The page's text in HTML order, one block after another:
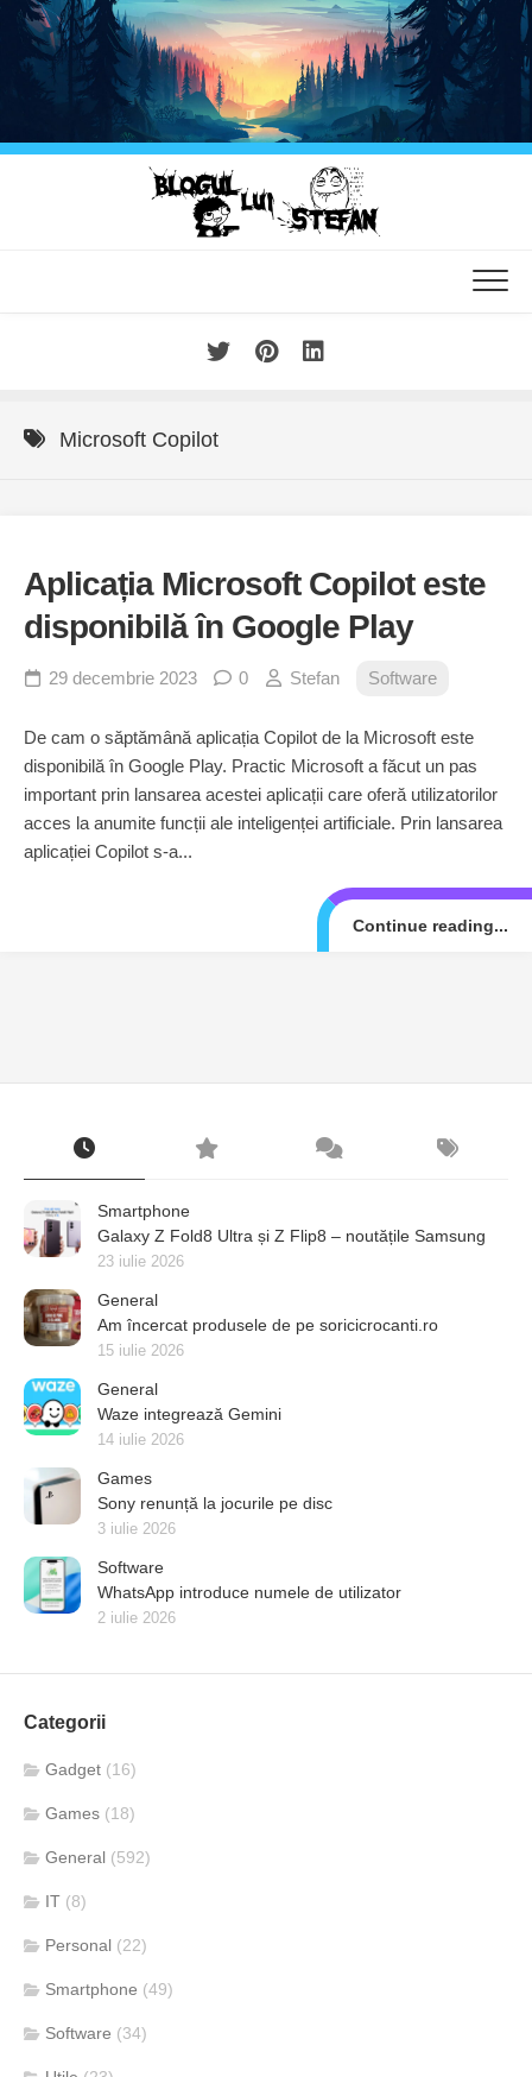
Skip
content
Microsoft Copilot
Aplicația Microsoft Copilot este
disponibilă în Google Play
29 decembrie 2023 0 Stefan Software
De cam o săptămână aplicația Copilot de la Microsoft este
disponibilă în Google Play. Practic Microsoft a făcut un pas
important prin lansarea acestei aplicații care oferă utilizatorilor
acces la anumite funcții ale inteligenței artificiale. Prin lansarea
aplicației Copilot s-a...
Continue reading...
Smartphone
Galaxy Z Fold8 Ultra și Z Flip8 – noutățile Samsung
23 iulie 2026
General
Am încercat produsele de pe soricicrocanti.ro
15 iulie 2026
General
Waze integrează Gemini
14 iulie 2026
Games
Sony renunță la jocurile pe disc
3 iulie 2026
Software
WhatsApp introduce numele de utilizator
2 iulie 2026
Categorii
Gadget (16)
Games (18)
General (592)
IT (8)
Personal (22)
Smartphone (49)
Software (34)